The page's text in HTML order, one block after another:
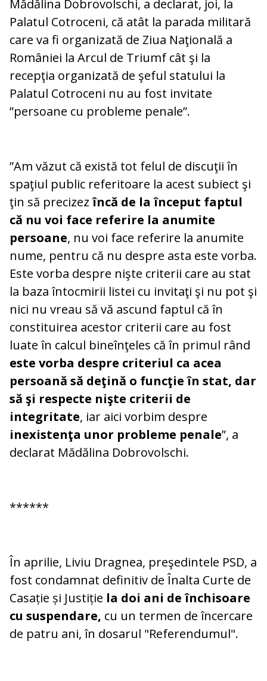
Mădălina Dobrovolschi, a declarat, joi, la
Palatul Cotroceni, că atât la parada militară
care va fi organizată de Ziua Naţională a
României la Arcul de Triumf cât şi la
recepţia organizată de şeful statului la
Palatul Cotroceni nu au fost invitate
”persoane cu probleme penale”.
”Am văzut că există tot felul de discuţii în
spaţiul public referitoare la acest subiect şi
ţin să precizezîncă de la început faptul
că nu voi face referire la anumite
persoane, nu voi face referire la anumite
nume, pentru că nu despre asta este vorba.
Este vorba despre nişte criterii care au stat
la baza întocmirii listei cu invitaţi şi nu pot şi
nici nu vreau să vă ascund faptul că în
constituirea acestor criterii care au fost
luate în calcul bineînţeles că în primul rând
este vorba despre criteriul ca acea
persoană să deţină o funcţie în stat, dar
să şi respecte nişte criterii de
integritate, iar aici vorbim despre
inexistenţa unor probleme penale”, a
declarat Mădălina Dobrovolschi.
******
În aprilie, Liviu Dragnea, preşedintele PSD, a
fost condamnat definitiv de Înalta Curte de
Casație și Justiție la doi ani de închisoare
cu suspendare, cu un termen de încercare
de patru ani, în dosarul "Referendumul".